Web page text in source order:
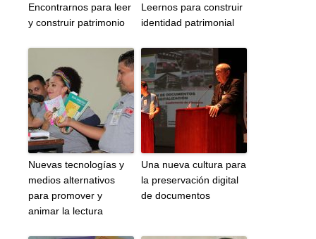
Encontrarnos para leer
y construir patrimonio
Leernos para construir
identidad patrimonial
Nuevas tecnologías y
medios alternativos
para promover y
animar la lectura
Una nueva cultura para
la preservación digital
de documentos